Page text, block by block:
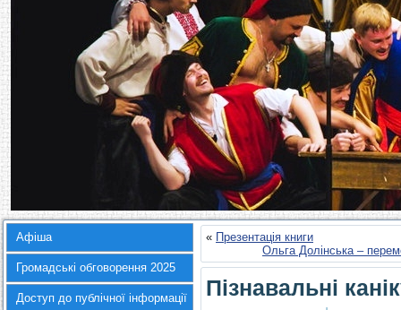
Афіша
Громадські обговорення 2025
Доступ до публічної інформації
« Презентація книги
Ольга Долінська –
Пізнавальні